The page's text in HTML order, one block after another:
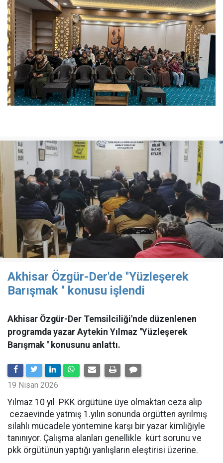
Akhisar Özgür-Der'de ''Yüzleşerek
Barışmak '' konusu işlendi
Akhisar Özgür-Der Temsilciliği'nde düzenlenen
programda yazar Aytekin Yılmaz ''Yüzleşerek
Barışmak '' konusunu anlattı.
19 Nisan 2026
Yılmaz 10 yıl PKK örgütüne üye olmaktan ceza alıp
cezaevinde yatmış 1.yılın sonunda örgütten ayrılmış
silahlı mücadele yöntemine karşı bir yazar kimliğiyle
tanınıyor. Çalışma alanları genellikle kürt sorunu ve
pkk örgütünün yaptığı yanlışların eleştirisi üzerine.